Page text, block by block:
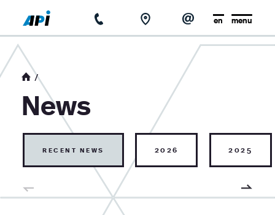
menu
en
home
base of knowledge
contact
News
recent news 2026 2025